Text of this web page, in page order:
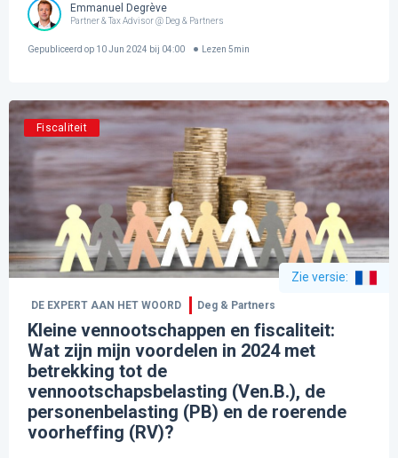
Emmanuel Degrève
Partner & Tax Advisor @ Deg & Partners
Gepubliceerd op 10 Jun 2024 bij 04:00 Lezen 5min
Fiscaliteit
Zie versie:
DE EXPERT AAN HET WOORD Deg & Partners
Kleine vennootschappen en fiscaliteit:
Wat zijn mijn voordelen in 2024 met
betrekking tot de
vennootschapsbelasting (Ven.B.), de
personenbelasting (PB) en de roerende
voorheffing (RV)?